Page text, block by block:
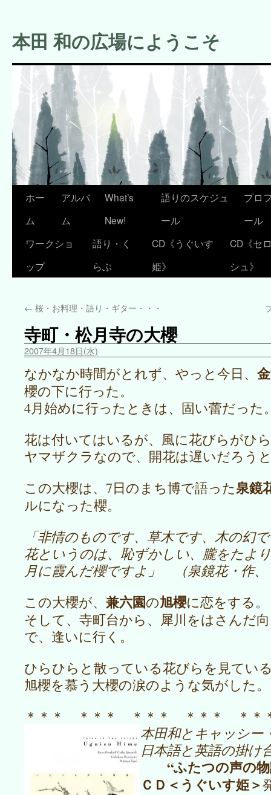
テ
ン
本田 和の広場にようこそ
ホー
ム
アルバ
ム
What’s
New!
語りのスケジュ
ール
プロ
ール
ワークショ
ップ
語り・く
らぶ
CD《うぐいす
姫》
CD《セ
シュ》
← 桜・お料理・語り・ギター・・・
寺町・松月寺の大櫻
2007年4月18日(水)
なかなか時間がとれず、やっと今日、
櫻の下に行った。
4月始めに行ったときは、固い蕾だった
花は付いてはいるが、風に花びらがひ
ヤマザクラなので、開花は遅いだろう
この大櫻は、7日のまち博で語った泉鏡
ルになった櫻。
「非情のものです、草木です、木の幻
花というのは、恥ずかしい、朧をたよ
月に霞んだ櫻ですよ」 （泉鏡花・作、
この大櫻が、 兼六園の旭櫻に恋をする。
そして、寺町台から、犀川をはさんだ
で、逢いに行く。
ひらひらと散っている花びらを見てい
旭櫻を慕う大櫻の涙のような気がした。
＊＊＊ ＊＊＊ ＊＊＊ ＊＊＊
本田和とキャッシー
日本語と英語の掛け
“ふたつの声の
ＣＤ＜うぐいす姫＞